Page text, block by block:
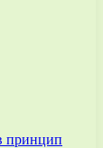
принцип